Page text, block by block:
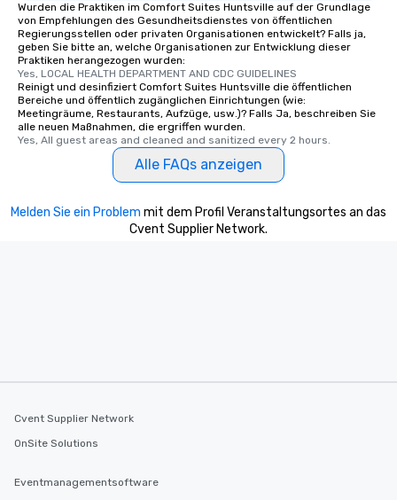
Wurden die Praktiken im Comfort Suites Huntsville auf der Grundlage
von Empfehlungen des Gesundheitsdienstes von öffentlichen
Regierungsstellen oder privaten Organisationen entwickelt? Falls ja,
geben Sie bitte an, welche Organisationen zur Entwicklung dieser
Praktiken herangezogen wurden:
Yes, LOCAL HEALTH DEPARTMENT AND CDC GUIDELINES
Reinigt und desinfiziert Comfort Suites Huntsville die öffentlichen
Bereiche und öffentlich zugänglichen Einrichtungen (wie:
Meetingräume, Restaurants, Aufzüge, usw.)? Falls Ja, beschreiben Sie
alle neuen Maßnahmen, die ergriffen wurden.
Yes, All guest areas and cleaned and sanitized every 2 hours.
Alle FAQs anzeigen
Melden Sie ein Problem mit dem Profil Veranstaltungsortes an das
Cvent Supplier Network.
Cvent Supplier Network
OnSite Solutions
Eventmanagementsoftware